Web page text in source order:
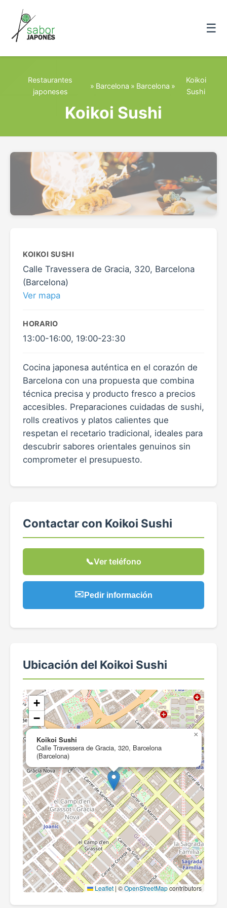
☰
Restaurantes
japoneses
» Barcelona » Barcelona »
Koikoi
Sushi
Koikoi Sushi
KOIKOI SUSHI
Calle Travessera de Gracia, 320, Barcelona
(Barcelona)
Ver mapa
HORARIO
13:00-16:00, 19:00-23:30
Cocina japonesa auténtica en el corazón de
Barcelona con una propuesta que combina
técnica precisa y producto fresco a precios
accesibles. Preparaciones cuidadas de sushi,
rolls creativos y platos calientes que
respetan el recetario tradicional, ideales para
descubrir sabores orientales genuinos sin
comprometer el presupuesto.
Contactar con Koikoi Sushi
📞Ver teléfono
✉️ Pedir información
Ubicación del Koikoi Sushi
Koikoi Sushi
Calle Travessera de Gracia, 320, Barcelona
(Barcelona)
×
+
−
Leaflet | ©OpenStreetMapcontributors